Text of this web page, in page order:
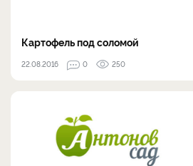
Картофель под соломой
22.08.2016 0 250